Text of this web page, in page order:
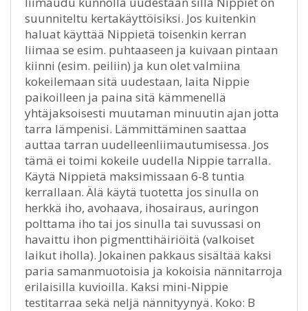
suunniteltu kertakäyttöisiksi. Jos kuitenkin
haluat käyttää Nippietä toisenkin kerran
liimaa se esim. puhtaaseen ja kuivaan pintaan
kiinni (esim. peiliin) ja kun olet valmiina
kokeilemaan sitä uudestaan, laita Nippie
paikoilleen ja paina sitä kämmenellä
yhtäjaksoisesti muutaman minuutin ajan jotta
tarra lämpenisi. Lämmittäminen saattaa
auttaa tarran uudelleenliimautumisessa. Jos
tämä ei toimi kokeile uudella Nippie tarralla.
Käytä Nippietä maksimissaan 6-8 tuntia
kerrallaan. Älä käytä tuotetta jos sinulla on
herkkä iho, avohaava, ihosairaus, auringon
polttama iho tai jos sinulla tai suvussasi on
havaittu ihon pigmenttihäiriöitä (valkoiset
laikut iholla). Jokainen pakkaus sisältää kaksi
paria samanmuotoisia ja kokoisia nännitarroja
erilaisilla kuvioilla. Kaksi mini-Nippie
testitarraa sekä neljä nännityynyä. Koko: B